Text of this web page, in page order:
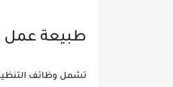
طبيعة عمل
تشمل وظائف